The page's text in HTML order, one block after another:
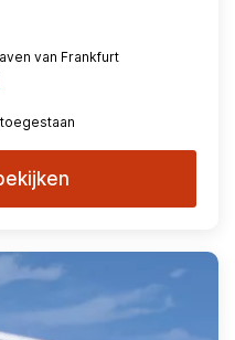
van Frankfurt